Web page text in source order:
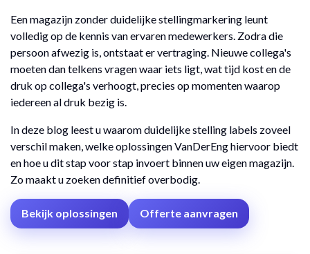
Een magazijn zonder duidelijke stellingmarkering leunt
volledig op de kennis van ervaren medewerkers. Zodra die
persoon afwezig is, ontstaat er vertraging. Nieuwe collega's
moeten dan telkens vragen waar iets ligt, wat tijd kost en de
druk op collega's verhoogt, precies op momenten waarop
iedereen al druk bezig is.
In deze blog leest u waarom duidelijke stelling labels zoveel
verschil maken, welke oplossingen VanDerEng hiervoor biedt
en hoe u dit stap voor stap invoert binnen uw eigen magazijn.
Zo maakt u zoeken definitief overbodig.
Bekijk oplossingen Offerte aanvragen